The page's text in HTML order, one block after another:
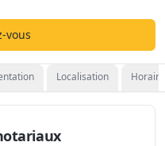
vous
Localisation